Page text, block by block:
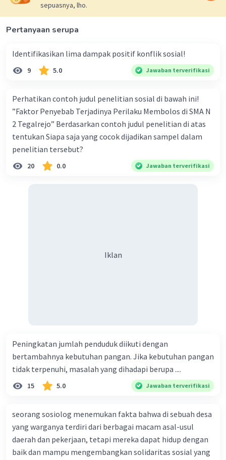
Beri Rating·0.0(0) Balas
Iklan
sepuasnya, lho.
Pertanyaan serupa
Identifikasikan lima dampak positif konflik sosial!
9 5.0 Jawaban terverifikasi
Perhatikan contoh judul penelitian sosial di bawah ini!
”Faktor Penyebab Terjadinya Perilaku Membolos di SMA N
2 Tegalrejo” Berdasarkan contoh judul penelitian di atas
tentukan Siapa saja yang cocok dijadikan sampel dalam
penelitian tersebut?
20 0.0 Jawaban terverifikasi
Iklan
Peningkatan jumlah penduduk diikuti dengan
bertambahnya kebutuhan pangan. Jika kebutuhan pangan
tidak terpenuhi, masalah yang dihadapi berupa ....
15 5.0 Jawaban terverifikasi
seorang sosiolog menemukan fakta bahwa di sebuah desa
yang warganya terdiri dari berbagai macam asal-usul
daerah dan pekerjaan, tetapi mereka dapat hidup dengan
baik dan mampu mengembangkan solidaritas sosial yang